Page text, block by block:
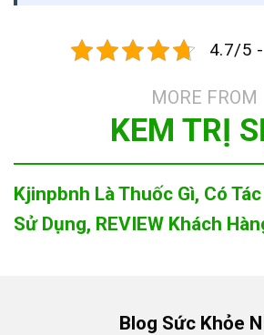
4.7/5
MORE FROM
KEM TRỊ
Kjinpbnh Là Thuốc Gì, Có
Sử Dụng, REVIEW Khách
Blog Sức Khỏe